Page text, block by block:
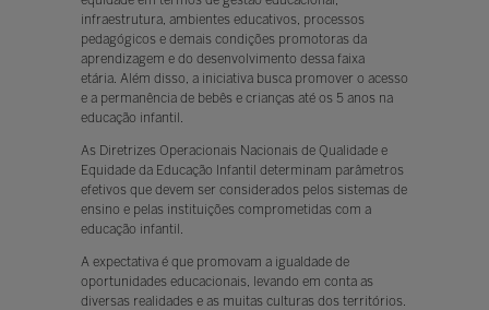
infraestrutura, ambientes educativos, processos
pedagógicos e demais condições promotoras da
aprendizagem e do desenvolvimento dessa faixa
etária. Além disso, a iniciativa busca promover o acesso
e a permanência de bebês e crianças até os 5 anos na
educação infantil.
As Diretrizes Operacionais Nacionais de Qualidade e
Equidade da Educação Infantil determinam parâmetros
efetivos que devem ser considerados pelos sistemas de
ensino e pelas instituições comprometidas com a
educação infantil.
A expectativa é que promovam a igualdade de
oportunidades educacionais, levando em conta as
diversas realidades e as muitas culturas dos territórios.